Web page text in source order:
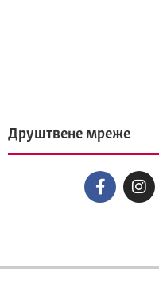
Друштвене мреже